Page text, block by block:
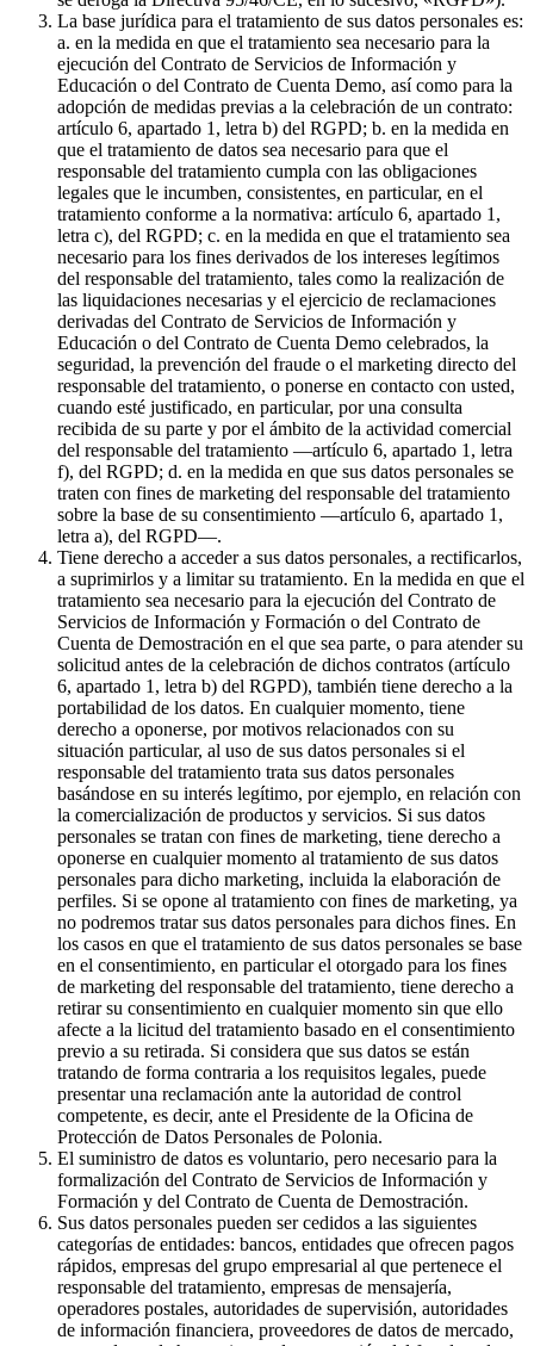
La base jurídica para el tratamiento de sus datos personales es:
a. en la medida en que el tratamiento sea necesario para la
ejecución del Contrato de Servicios de Información y
Educación o del Contrato de Cuenta Demo, así como para la
adopción de medidas previas a la celebración de un contrato:
artículo 6, apartado 1, letra b) del RGPD; b. en la medida en
que el tratamiento de datos sea necesario para que el
responsable del tratamiento cumpla con las obligaciones
legales que le incumben, consistentes, en particular, en el
tratamiento conforme a la normativa: artículo 6, apartado 1,
letra c), del RGPD; c. en la medida en que el tratamiento sea
necesario para los fines derivados de los intereses legítimos
del responsable del tratamiento, tales como la realización de
las liquidaciones necesarias y el ejercicio de reclamaciones
derivadas del Contrato de Servicios de Información y
Educación o del Contrato de Cuenta Demo celebrados, la
seguridad, la prevención del fraude o el marketing directo del
responsable del tratamiento, o ponerse en contacto con usted,
cuando esté justificado, en particular, por una consulta
recibida de su parte y por el ámbito de la actividad comercial
del responsable del tratamiento —artículo 6, apartado 1, letra
f), del RGPD; d. en la medida en que sus datos personales se
traten con fines de marketing del responsable del tratamiento
sobre la base de su consentimiento —artículo 6, apartado 1,
letra a), del RGPD—.
Tiene derecho a acceder a sus datos personales, a rectificarlos,
a suprimirlos y a limitar su tratamiento. En la medida en que el
tratamiento sea necesario para la ejecución del Contrato de
Servicios de Información y Formación o del Contrato de
Cuenta de Demostración en el que sea parte, o para atender su
solicitud antes de la celebración de dichos contratos (artículo
6, apartado 1, letra b) del RGPD), también tiene derecho a la
portabilidad de los datos. En cualquier momento, tiene
derecho a oponerse, por motivos relacionados con su
situación particular, al uso de sus datos personales si el
responsable del tratamiento trata sus datos personales
basándose en su interés legítimo, por ejemplo, en relación con
la comercialización de productos y servicios. Si sus datos
personales se tratan con fines de marketing, tiene derecho a
oponerse en cualquier momento al tratamiento de sus datos
personales para dicho marketing, incluida la elaboración de
perfiles. Si se opone al tratamiento con fines de marketing, ya
no podremos tratar sus datos personales para dichos fines. En
los casos en que el tratamiento de sus datos personales se base
en el consentimiento, en particular el otorgado para los fines
de marketing del responsable del tratamiento, tiene derecho a
retirar su consentimiento en cualquier momento sin que ello
afecte a la licitud del tratamiento basado en el consentimiento
previo a su retirada. Si considera que sus datos se están
tratando de forma contraria a los requisitos legales, puede
presentar una reclamación ante la autoridad de control
competente, es decir, ante el Presidente de la Oficina de
Protección de Datos Personales de Polonia.
El suministro de datos es voluntario, pero necesario para la
formalización del Contrato de Servicios de Información y
Formación y del Contrato de Cuenta de Demostración.
Sus datos personales pueden ser cedidos a las siguientes
categorías de entidades: bancos, entidades que ofrecen pagos
rápidos, empresas del grupo empresarial al que pertenece el
responsable del tratamiento, empresas de mensajería,
operadores postales, autoridades de supervisión, autoridades
de información financiera, proveedores de datos de mercado,